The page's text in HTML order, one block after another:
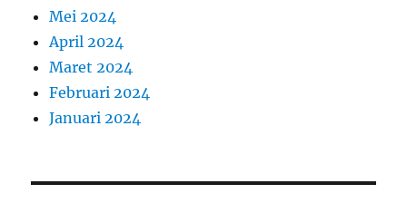
Mei 2024
April 2024
Maret 2024
Februari 2024
Januari 2024